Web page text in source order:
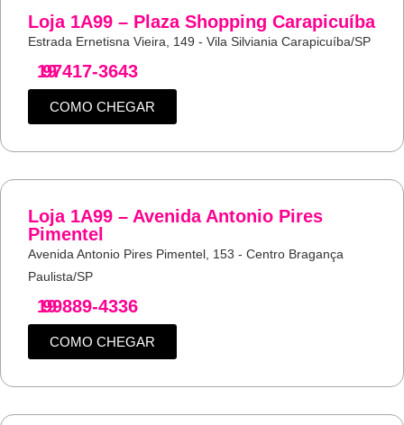
Loja 1A99 – Plaza Shopping Carapicuíba
Estrada Ernetisna Vieira, 149 - Vila Silviania Carapicuíba/SP
19
97417-3643
COMO CHEGAR
Loja 1A99 – Avenida Antonio Pires
Pimentel
Avenida Antonio Pires Pimentel, 153 - Centro Bragança
Paulista/SP
19
99889-4336
COMO CHEGAR